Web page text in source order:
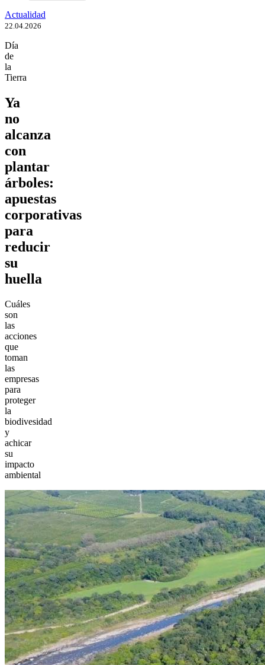
Actualidad
22.04.2026
Día
de
la
Tierra
Ya
no
alcanza
con
plantar
árboles:
apuestas
corporativas
para
reducir
su
huella
Cuáles
son
las
acciones
que
toman
las
empresas
para
proteger
la
biodivesidad
y
achicar
su
impacto
ambiental